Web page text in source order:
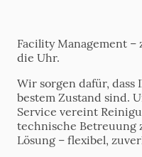
Facility Management
die Uhr.
Wir sorgen dafür,
bestem Zustand sind.
Service vereint
technische Betreuung
Lösung – flexibel,